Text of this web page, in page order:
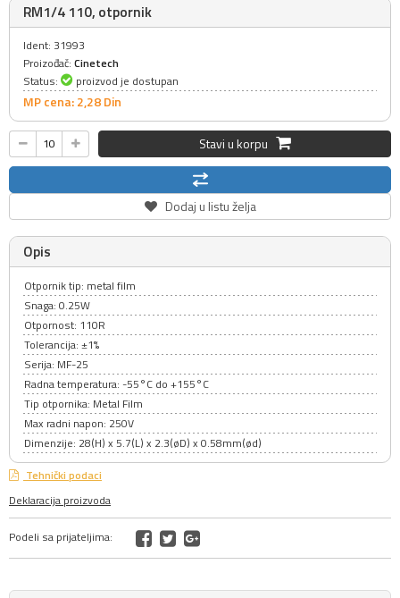
RM1/4 110, otpornik
Ident: 31993
Proizođač: Cinetech
Status:
proizvod je dostupan
MP cena: 2,28Din
Stavi u korpu
Dodaj u listu želja
Opis
Otpornik tip: metal film
Snaga: 0.25W
Otpornost: 110R
Tolerancija: ±1%
Serija: MF-25
Radna temperatura: -55°C do +155°C
Tip otpornika: Metal Film
Max radni napon: 250V
Dimenzije: 28(H) x 5.7(L) x 2.3(øD) x 0.58mm(ød)
Tehnički podaci
Deklaracija proizvoda
Podeli sa prijateljima: